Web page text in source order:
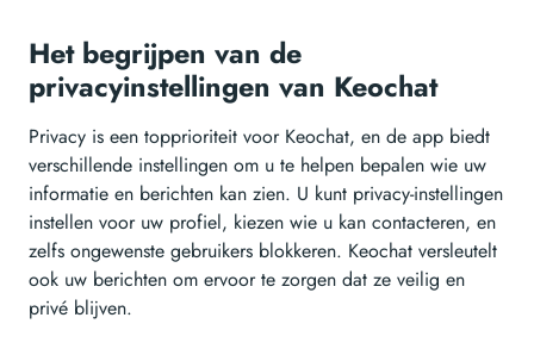
Het begrijpen van de
privacyinstellingen van Keochat
Privacy is een topprioriteit voor Keochat, en de app biedt
verschillende instellingen om u te helpen bepalen wie uw
informatie en berichten kan zien. U kunt privacy-instellingen
instellen voor uw profiel, kiezen wie u kan contacteren, en
zelfs ongewenste gebruikers blokkeren. Keochat versleutelt
ook uw berichten om ervoor te zorgen dat ze veilig en
privé blijven.